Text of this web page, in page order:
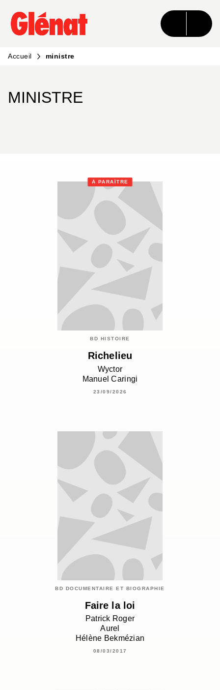
MENU RECHERCHE CONTENU
PIED DE PAGE
Accueil ministre
MINISTRE
À PARAÎTRE
BD HISTOIRE
Richelieu
Wyctor
Manuel Caringi
23/09/2026
BD DOCUMENTAIRE ET BIOGRAPHIE
Faire la loi
Patrick Roger
Aurel
Hélène Bekmézian
08/03/2017